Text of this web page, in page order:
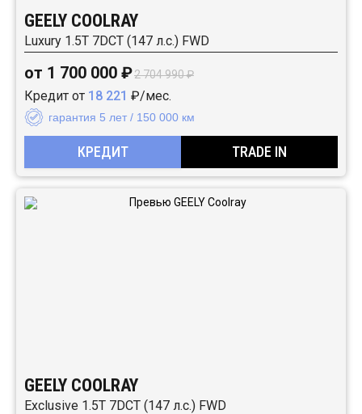
GEELY COOLRAY
Luxury 1.5T 7DCT (147 л.с.) FWD
от 1 700 000 ₽2 704 990 ₽
Кредит от 18 221 ₽/мес.
гарантия 5 лет / 150 000 км
КРЕДИТ TRADE IN
GEELY COOLRAY
Exclusive 1.5T 7DCT (147 л.с.) FWD